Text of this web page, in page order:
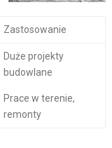
Zastosowanie
Duże projekty
budowlane
Prace w terenie,
remonty